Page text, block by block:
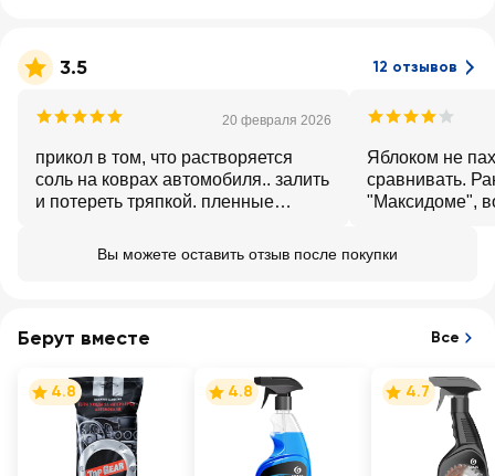
3.5 12 отзывов
20 февраля 2026
прикол в том, что растворяется
соль на коврах автомобиля.. залить
и потереть тряпкой. пленные
Яблоком не
сравнивать.
"Максидоме",
выполняет.
Вы можете оставить отзыв после покупки
Берут вместе Все
4.8 4.8 4.7